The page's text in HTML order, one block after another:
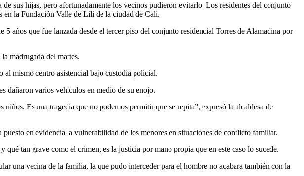
sus hijas, pero afortunadamente los vecinos pudieron evitarlo. Los residentes del conjunto
en la Fundación Valle de Lili de la ciudad de Cali.
años que fue lanzada desde el tercer piso del conjunto residencial Torres de Alamadina por
madrugada del martes.
al mismo centro asistencial bajo custodia policial.
dañaron varios vehículos en medio de su enojo.
Es una tragedia que no podemos permitir que se repita”, expresó la alcaldesa de
en evidencia la vulnerabilidad de los menores en situaciones de conflicto familiar.
tan grave como el crimen, es la justicia por mano propia que en este caso lo sucede.
una vecina de la familia, la que pudo interceder para el hombre no acabara también con la